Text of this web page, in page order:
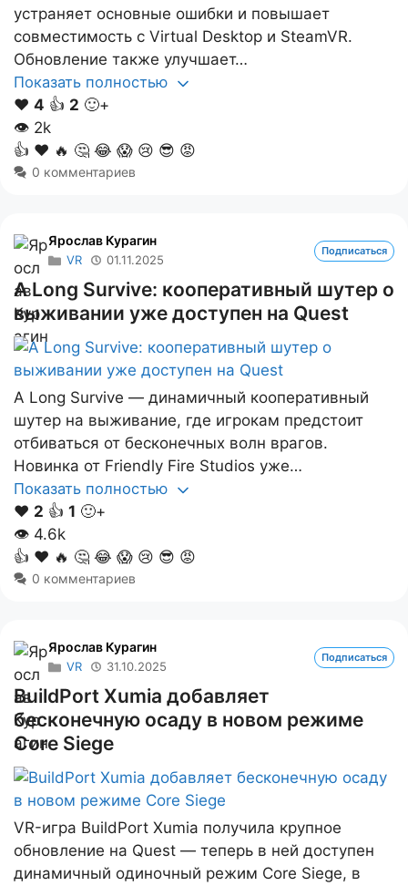
устраняет основные ошибки и повышает
совместимость с Virtual Desktop и SteamVR.
Обновление также улучшает…
Показать полностью
❤️ 4 👍 2 🙂+
👁 2k
👍 ❤️ 🔥 🤔 😂 😱 😢 😎 😡
0 комментариев
Ярослав Курагин
VR 01.11.2025
Подписаться
A Long Survive: кооперативный шутер о
выживании уже доступен на Quest
A Long Survive — динамичный кооперативный
шутер на выживание, где игрокам предстоит
отбиваться от бесконечных волн врагов.
Новинка от Friendly Fire Studios уже…
Показать полностью
❤️ 2 👍 1 🙂+
👁 4.6k
👍 ❤️ 🔥 🤔 😂 😱 😢 😎 😡
0 комментариев
Ярослав Курагин
VR 31.10.2025
Подписаться
BuildPort Xumia добавляет
бесконечную осаду в новом режиме
Core Siege
VR-игра BuildPort Xumia получила крупное
обновление на Quest — теперь в ней доступен
динамичный одиночный режим Core Siege, в